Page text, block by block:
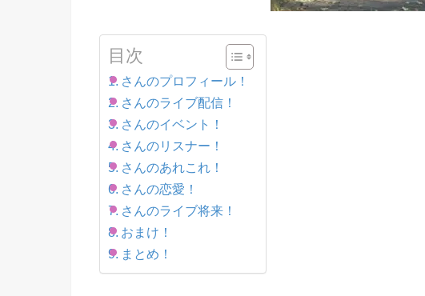
目次
さんのプロフィール！
さんのライブ配信！
さんのイベント！
さんのリスナー！
さんのあれこれ！
さんの恋愛！
さんのライブ将来！
おまけ！
まとめ！